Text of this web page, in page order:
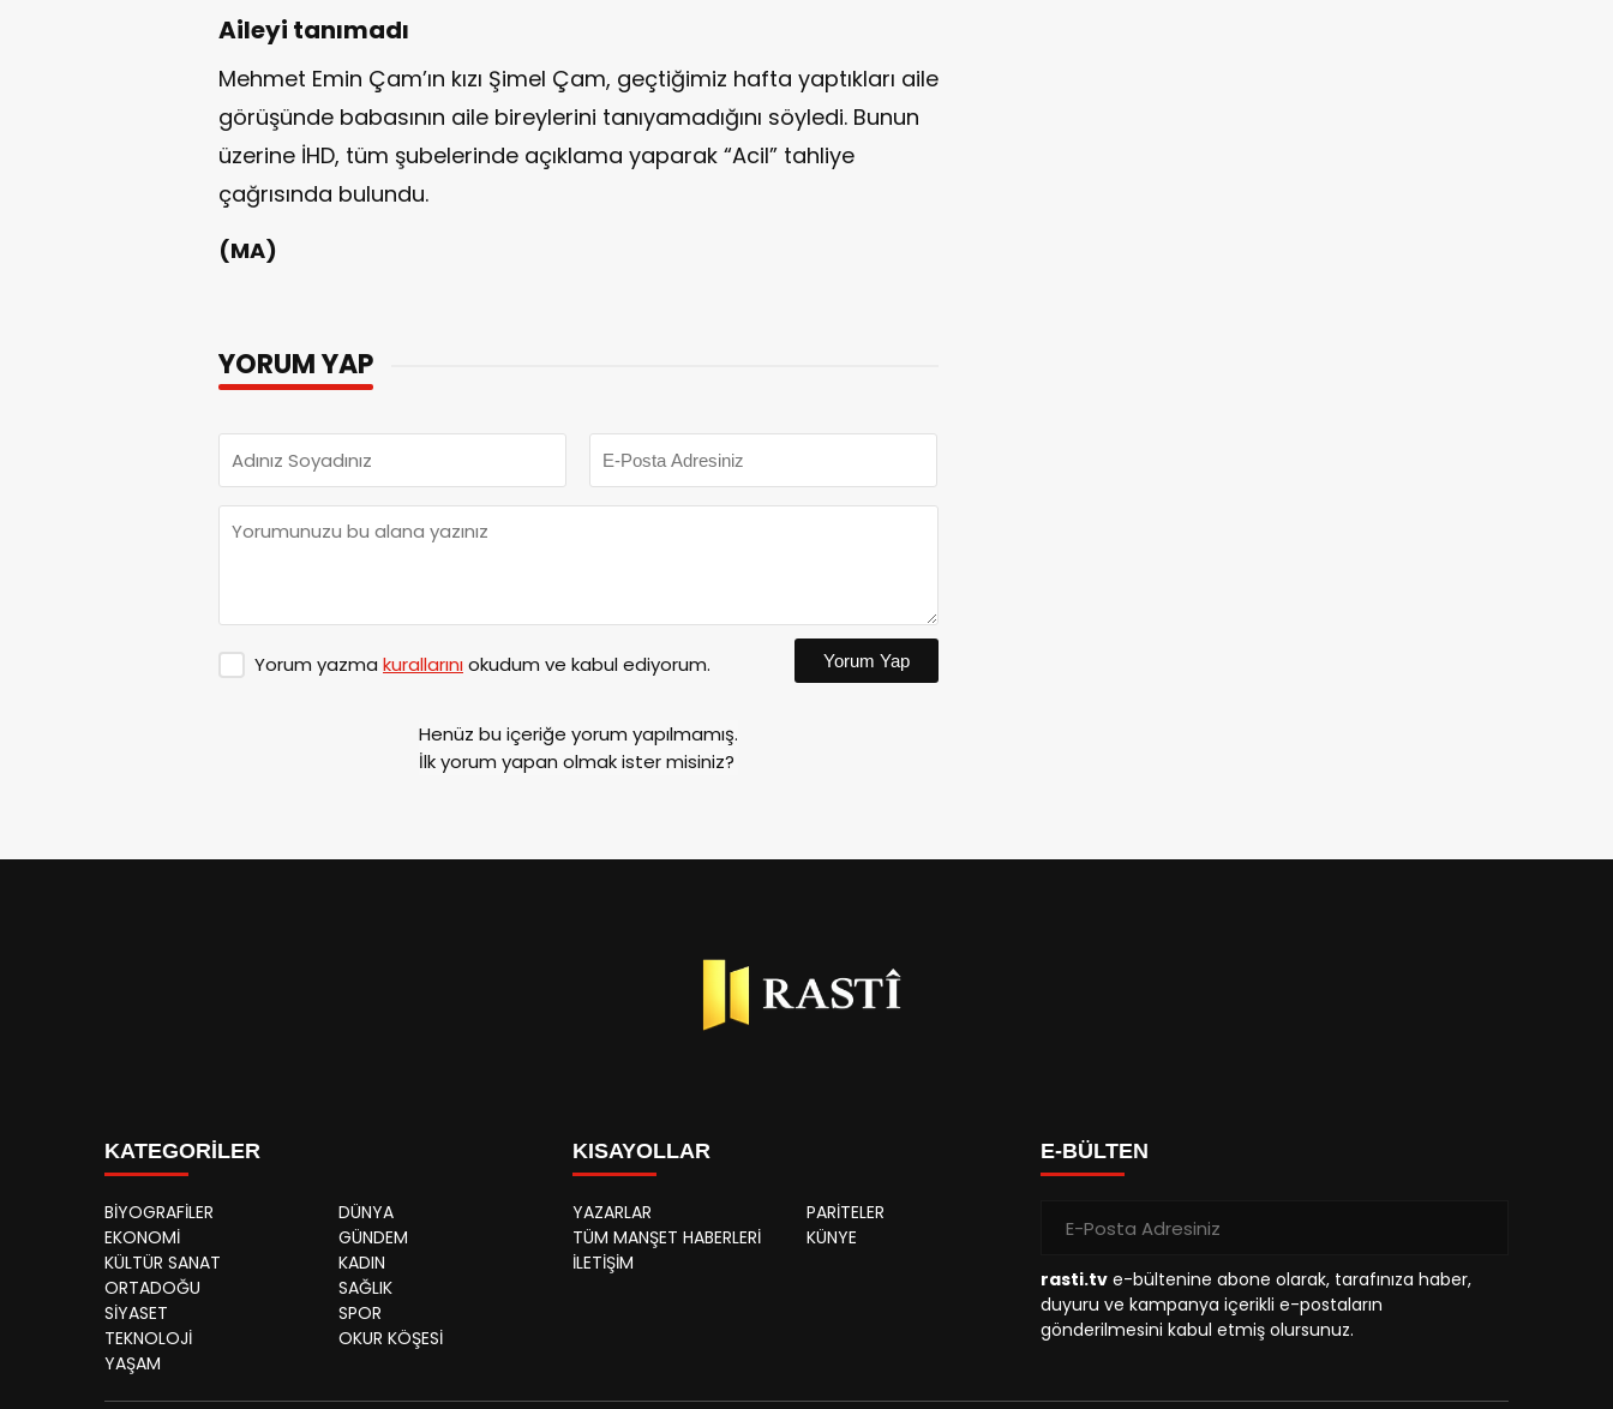
Aileyi tanımadı
Mehmet Emin Çam’ın kızı Şimel Çam, geçtiğimiz hafta yaptıkları aile
görüşünde babasının aile bireylerini tanıyamadığını söyledi. Bunun
üzerine İHD, tüm şubelerinde açıklama yaparak “Acil” tahliye
çağrısında bulundu.
(MA)
YORUM YAP
Yorum yazma kurallarınıokudum ve kabul ediyorum. Yorum Yap
Henüz bu içeriğe yorum yapılmamış.
İlk yorum yapan olmak ister misiniz?
KATEGORİLER
BİYOGRAFİLER
DÜNYA
EKONOMİ
GÜNDEM
KÜLTÜR SANAT
KADIN
ORTADOĞU
SAĞLIK
SİYASET
SPOR
TEKNOLOJİ
OKUR KÖŞESİ
YAŞAM
KISAYOLLAR
YAZARLAR
PARİTELER
TÜM MANŞET HABERLERİ
KÜNYE
İLETİŞİM
E-BÜLTEN
rasti.tv e-bültenine abone olarak, tarafınıza haber,
duyuru ve kampanya içerikli e-postaların
gönderilmesini kabul etmiş olursunuz.